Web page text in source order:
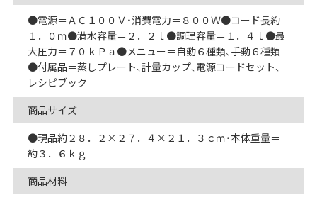
●電源＝ＡＣ１００Ｖ・消費電力＝８００Ｗ●コード長約
１．０ｍ●満水容量＝２．２ｌ●調理容量＝１．４ｌ●最
大圧力＝７０ｋＰａ●メニュー＝自動６種類、手動６種類
●付属品＝蒸しプレート、計量カップ、電源コードセット、
レシピブック
商品サイズ
●現品約２８．２×２７．４×２１．３ｃｍ・本体重量＝
約３．６ｋｇ
商品材料